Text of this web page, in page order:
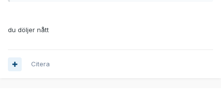
du döljer nått
Citera